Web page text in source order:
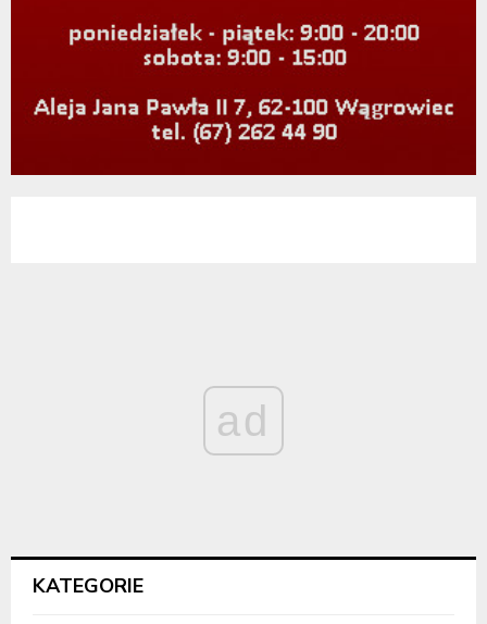
ad
KATEGORIE